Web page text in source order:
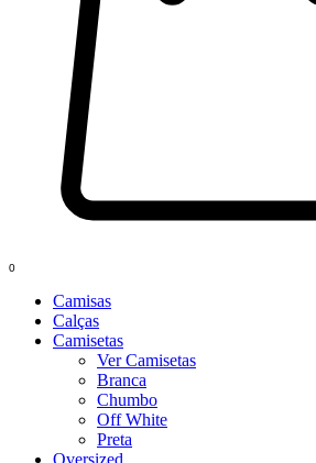
0
Camisas
Calças
Camisetas
Ver Camisetas
Branca
Chumbo
Off White
Preta
Oversized